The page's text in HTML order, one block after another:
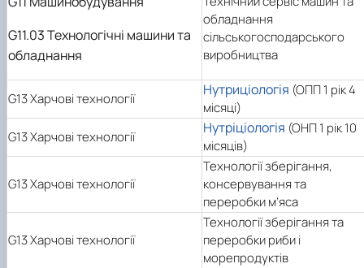
G11.03 Технологічні машини та
обладнання
обладнання
сільськогосподарського
виробництва
G13 Харчові технології
Нутриціологія (ОПП 1 рік 4
місяці)
G13 Харчові технології
Нутріціологія (ОНП 1 рік 10
місяців)
G13 Харчові технології
Технології зберігання,
консервування та
переробки м’яса
G13 Харчові технології
Технології зберігання та
переробки риби і
морепродуктів